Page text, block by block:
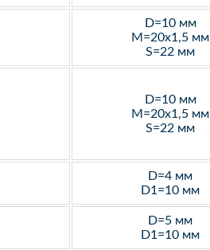
D=10 мм
M=20х1,5 мм
S=22 мм
D=10 мм
M=20х1,5 мм
S=22 мм
D=4 мм
D1=10 мм
D=5 мм
D1=10 мм